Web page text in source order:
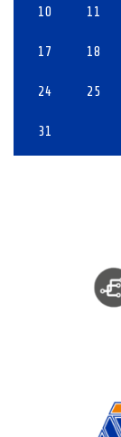
10 11
17 18
24 25
31